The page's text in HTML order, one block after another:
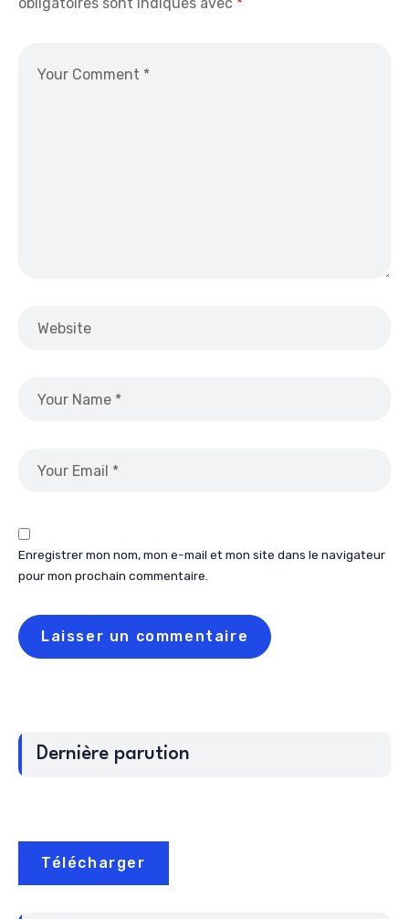
Enregistrer mon nom, mon e-mail et mon site dans le navigateur
pour mon prochain commentaire.
Dernière parution
Télécharger